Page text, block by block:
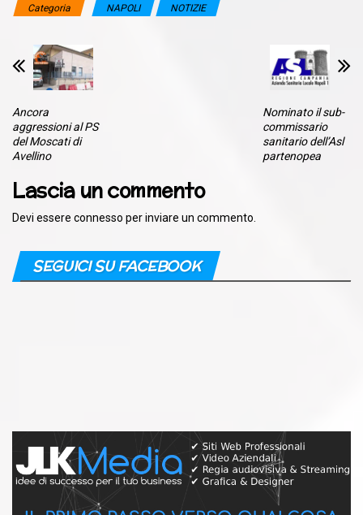
Categoria NAPOLI NOTIZIE
Ancora
aggressioni al PS
del Moscati di
Avellino
Nominato il sub-
commissario
sanitario dell’Asl
partenopea
Lascia un commento
Devi essere connesso per inviare un commento.
SEGUICI SU FACEBOOK